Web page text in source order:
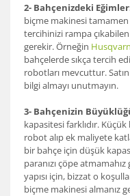
2- Bahçenizdeki
biçme makinesi
tercihinizi rampa
gerekir. Örneğin
bahçelerde sıkça tercih
robotları mevcuttur.
bilgi almayı unutmayın.
3- Bahçenizin
kapasitesi farklıdır.
robot alıp ek maliyete
bir bahçe için düşük
paranızı çöpe
yapısı için, bizzat o
biçme makinesi almanız